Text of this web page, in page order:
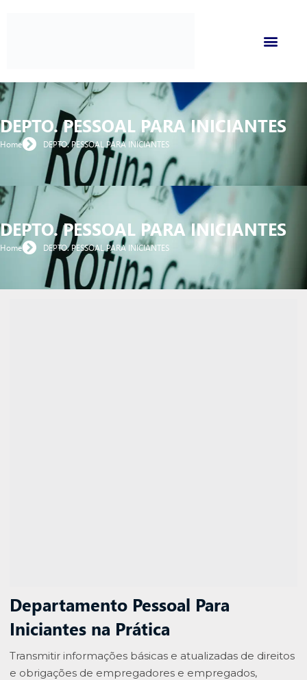
DEPTO. PESSOAL PARA INICIANTES​
Home DEPTO. PESSOAL PARA INICIANTES​
DEPTO. PESSOAL PARA INICIANTES​
Home DEPTO. PESSOAL PARA INICIANTES​
Departamento Pessoal Para
Iniciantes na Prática
Transmitir informações básicas e atualizadas de direitos
e obrigações de empregadores e empregados,